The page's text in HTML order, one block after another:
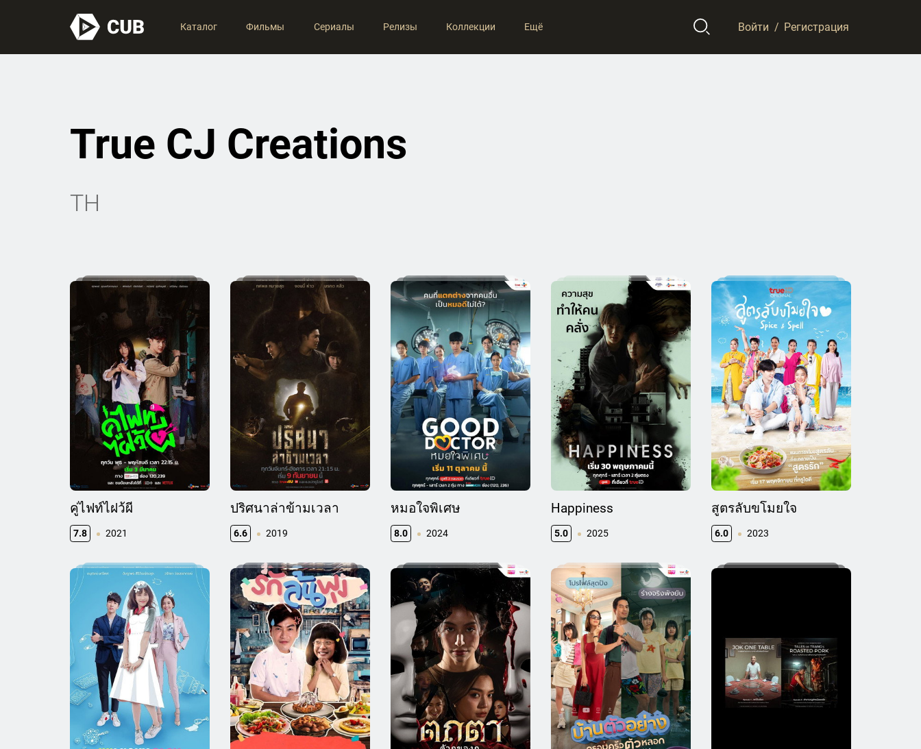
Каталог Фильмы Сериалы Релизы Коллекции Ещё Войти / Регистрация
True CJ Creations
TH
คู่ไฟท์ไฝว้ผี
7.8 2021
ปริศนาล่าข้ามเวลา
6.6 2019
หมอใจพิเศษ
8.0 2024
Happiness
5.0 2025
สูตรลับขโมยใจ
6.0 2023